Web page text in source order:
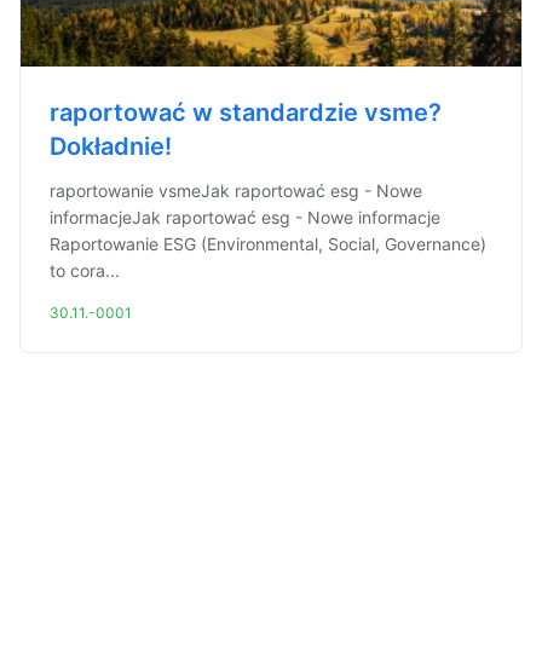
raportować w standardzie vsme?
Dokładnie!
raportowanie vsmeJak raportować esg - Nowe
informacjeJak raportować esg - Nowe informacje
Raportowanie ESG (Environmental, Social, Governance)
to cora...
30.11.-0001